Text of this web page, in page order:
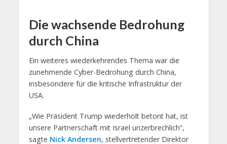
Die wachsende Bedrohung
durch China
Ein weiteres wiederkehrendes Thema war die
zunehmende Cyber-Bedrohung durch China,
insbesondere für die kritische Infrastruktur der
USA.
„Wie Präsident Trump wiederholt betont hat, ist
unsere Partnerschaft mit Israel unzerbrechlich“,
sagte Nick Andersen, stellvertretender Direktor